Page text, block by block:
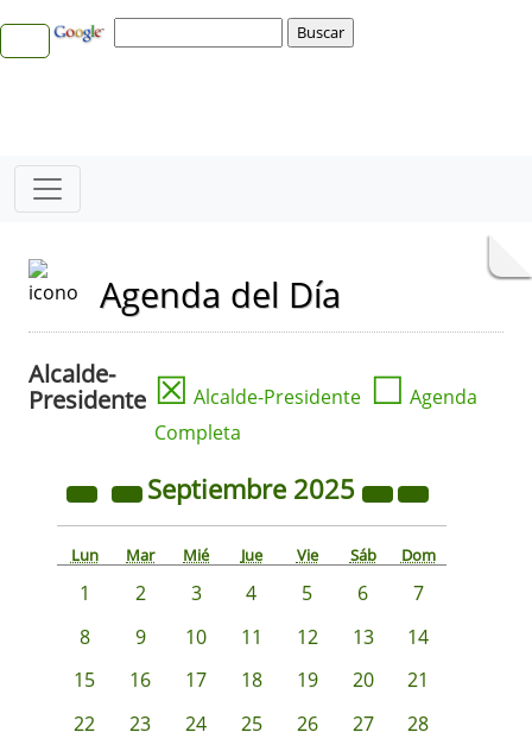
Agenda del Día
Alcalde-
Presidente ☒ Alcalde-Presidente ☐ Agenda
Completa
Septiembre 2025
Lun Mar Mié Jue Vie Sáb Dom
1 2 3 4 5 6
7
8
9 10 11 12 13
14
15
16 17 18 19 20
21
22
23 24 25 26 27
28